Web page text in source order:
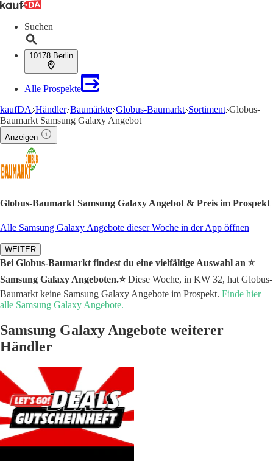
Suchen
10178 Berlin
Alle Prospekte
kaufDA Händler Baumärkte Globus-Baumarkt Sortiment Globus-
Baumarkt Samsung Galaxy Angebot
Anzeigen
Globus-Baumarkt Samsung Galaxy Angebot & Preis im Prospekt
Alle Samsung Galaxy Angebote dieser Woche in der App öffnen
WEITER
Bei Globus-Baumarkt findest du eine vielfältige Auswahl an ⭐️
Samsung Galaxy Angeboten.⭐️Diese Woche, in KW 32, hat Globus-
Baumarkt keine Samsung Galaxy Angebote im Prospekt. Finde hier
alle Samsung Galaxy Angebote.
Samsung Galaxy Angebote weiterer
Händler